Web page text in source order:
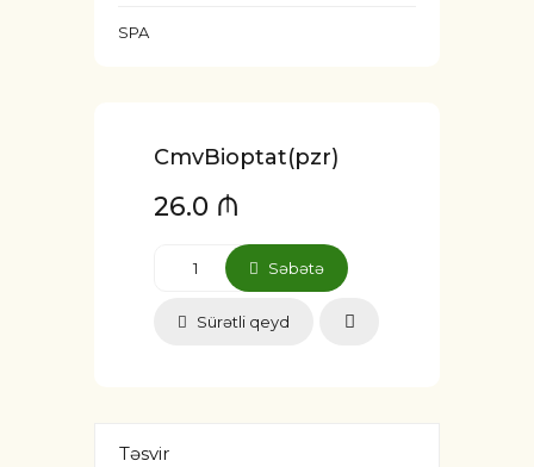
SPA
CmvBioptat(pzr)
26.0 ₼
Səbətə
Sürətli qeyd
Təsvir